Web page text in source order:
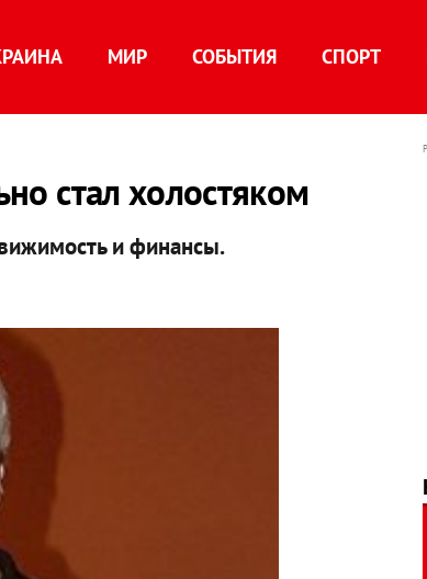
МИР СОБЫТИЯ СПОРТ
стал холостяком
и финансы.